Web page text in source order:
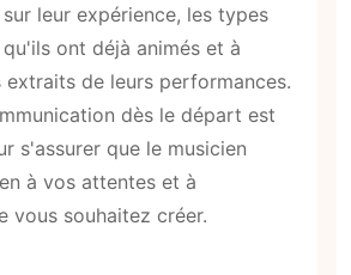
leur expérience, les types
ont déjà animés et à
extraits de leurs performances.
dès le départ est
s'assurer que le musicien
à vos attentes et à
vous souhaitez créer.